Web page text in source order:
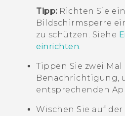
Tipp:Richten Sie
Bildschirmsperre
zu schützen. Siehe
einrichten.
Tippen Sie zwei Mal
Benachrichtigung,
entsprechenden
Wischen Sie auf der